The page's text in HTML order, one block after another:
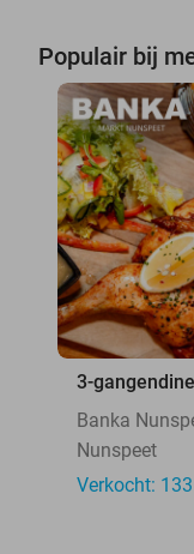
Populair bij
3-
Banka
Nunspeet
Verkocht: 133